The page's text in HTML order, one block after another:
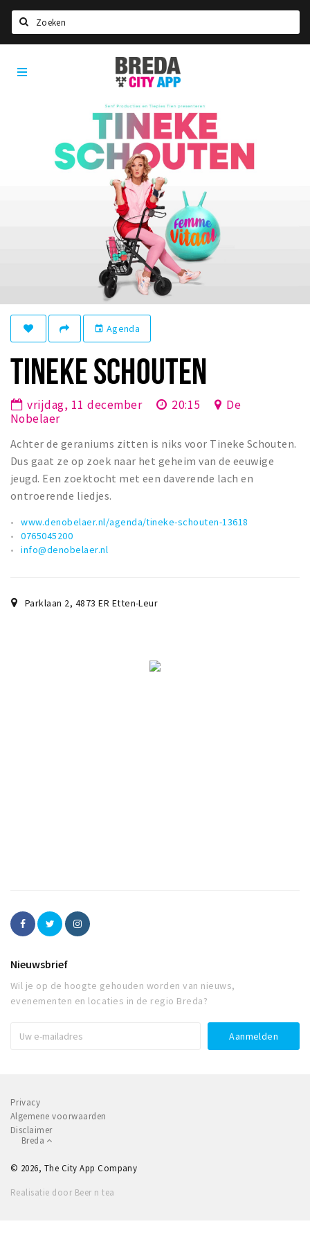
Home
Party pics
Nieuws, interviews & blogs
Winkels
Winkelgebieden
Bezienswaardigheden
Musea, theaters & podia
Toeristische routes
Natuurgebieden
Baroniepoorten
Sport
Privacy
Breda
City
App
event Agenda
TINEKE SCHOUTEN
vrijdag, 11 december 20:15
De
Nobelaer
Achter de geraniums zitten is niks voor Tineke Schouten.
Dus gaat ze op zoek naar het geheim van de eeuwige
jeugd. Een zoektocht met een daverende lach en
ontroerende liedjes.
www.denobelaer.nl/agenda/tineke-schouten-13618
0765045200
info@denobelaer.nl
Parklaan 2, 4873 ER Etten-Leur
Nieuwsbrief
Wil je op de hoogte gehouden worden van nieuws,
evenementen en locaties in de regio Breda?
Privacy
Algemene voorwaarden
Disclaimer
Breda
© 2026, The City App Company
Realisatie door Beer n tea